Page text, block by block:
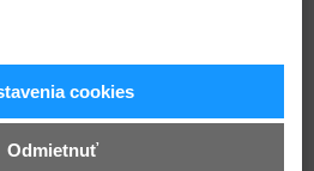
Kód: 370563
cookies
Odmietnuť